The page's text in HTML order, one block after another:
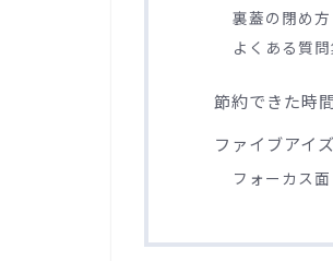
裏蓋の閉め方
よくある質問
節約できた時
ファイブアイ
フォーカス面